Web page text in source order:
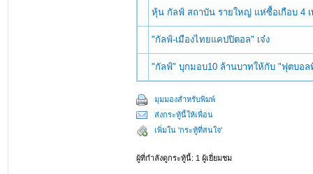
หุ้น กัลฟ์ สถาบัน รายใหญ่ แห่ซื้อเกือบ 4 เ
"กัลฟ์-เมืองไทยแคปปิตอล" เจ๋ง
"กัลฟ์" บุกมอบ10 ล้านบาทให้กับ "ฟุตบอ
มุมมองสำหรับพิมพ์
ส่งกระทู้นี้ให้เพื่อน
เพิ่มใน 'กระทู้ที่สนใจ'
ผู้ที่กำลังดูกระทู้นี้: 1 ผู้เยี่ยมชม